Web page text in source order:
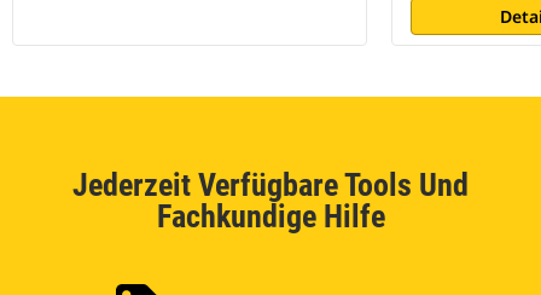
Jederzeit Verfügbare Tools Und
Fachkundige Hilfe